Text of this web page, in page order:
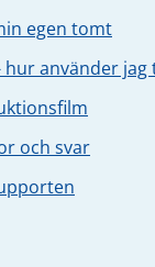
egen tomt
hur använder jag
och svar